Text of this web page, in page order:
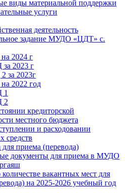
виды материальной поддержки
услуги
деятельность
задание МУДО «ЦДТ» с.
2024 г
2023 г
за 2023г
2022 год
1
2
кредиторской
местного бюджета
и расходовании
средств
приема (перевода)
документы для приема в МУДО
вакантных мест для
на 2025-2026 учебный год